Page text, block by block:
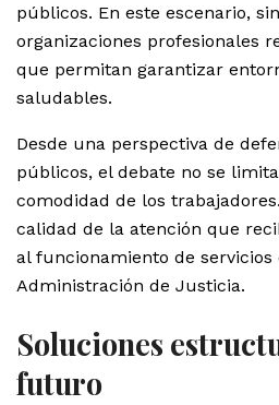
públicos. En este escenario,
organizaciones profesionales
que permitan garantizar
saludables.
Desde una perspectiva de
públicos, el debate no se
comodidad de los
calidad de la atención que
al funcionamiento de servicios
Administración de Justicia.
Soluciones
futuro